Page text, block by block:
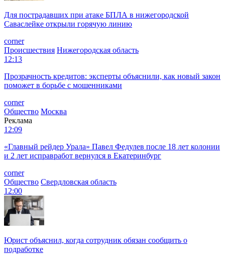
Для пострадавших при атаке БПЛА в нижегородской
Саваслейке открыли горячую линию
corner
Происшествия Нижегородская область
12:13
Прозрачность кредитов: эксперты объяснили, как новый закон
поможет в борьбе с мошенниками
corner
Общество Москва
Реклама
12:09
«Главный рейдер Урала» Павел Федулев после 18 лет колонии
и 2 лет исправработ вернулся в Екатеринбург
corner
Общество Свердловская область
12:00
Юрист объяснил, когда сотрудник обязан сообщить о
подработке